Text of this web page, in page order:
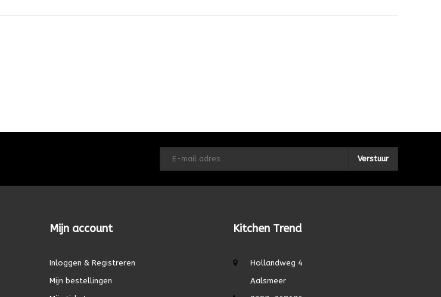
Verstuur
Mijn account
Inloggen & Registreren
Mijn bestellingen
Kitchen Trend
Hollandweg 4
Aalsmeer